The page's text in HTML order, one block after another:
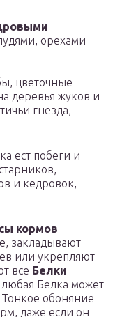
орехами
цветочные
деревья жуков и
гнезда,
ест побеги и
и кедровок,
кормов
закладывают
или укрепляют
все Белки
любая Белка может
Тонкое обоняние
даже если он